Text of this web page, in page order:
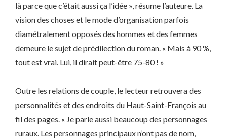
là parce que c’était aussi ça l’idée », résume l’auteure. La
vision des choses et le mode d’organisation parfois
diamétralement opposés des hommes et des femmes
demeure le sujet de prédilection du roman. « Mais à 90 %,
tout est vrai. Lui, il dirait peut-être 75-80 ! »
Outre les relations de couple, le lecteur retrouvera des
personnalités et des endroits du Haut-Saint-François au
fil des pages. « Je parle aussi beaucoup des personnages
ruraux. Les personnages principaux n’ont pas de nom,